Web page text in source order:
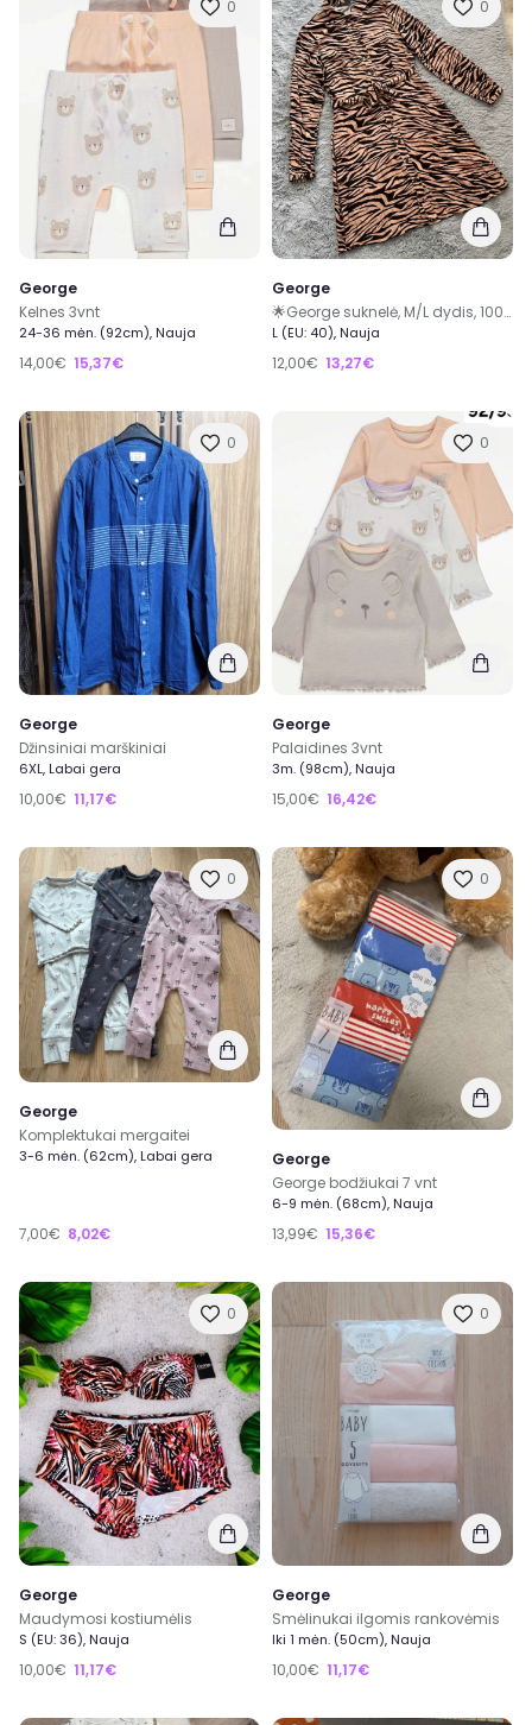
0
George
Kelnes 3vnt
24-36 mėn. (92cm), Nauja
14,00€ 15,37€
0
George
🌟George suknelė, M/L dydis, 100% viskozė
L (EU: 40), Nauja
12,00€ 13,27€
0
George
Džinsiniai marškiniai
6XL, Labai gera
10,00€ 11,17€
0
George
Palaidines 3vnt
3m. (98cm), Nauja
15,00€ 16,42€
0
George
Komplektukai mergaitei
3-6 mėn. (62cm), Labai gera
7,00€ 8,02€
0
George
George bodžiukai 7 vnt
6-9 mėn. (68cm), Nauja
13,99€ 15,36€
0
George
Maudymosi kostiumėlis
S (EU: 36), Nauja
10,00€ 11,17€
0
George
Smėlinukai ilgomis rankovėmis
Iki 1 mėn. (50cm), Nauja
10,00€ 11,17€